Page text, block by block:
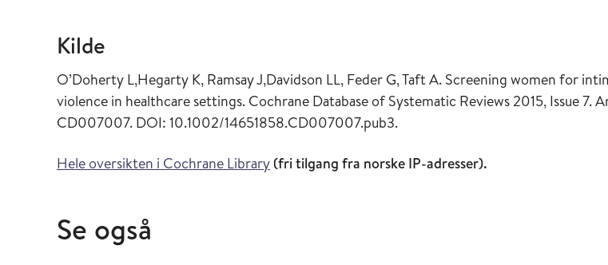
Kilde
O’Doherty L,Hegarty K, Ramsay J,Davidson LL, Feder G, Taft A. Screening women for
violence in healthcare settings. Cochrane Database of Systematic Reviews 2015, Issue 7.
CD007007. DOI: 10.1002/14651858.CD007007.pub3.
Hele oversikten i Cochrane Library(fri tilgang fra norske IP-adresser).
Se også